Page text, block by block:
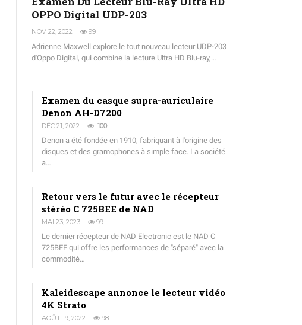
OPPO Digital UDP-203
NOV 22, 2022 99
Adrienne Maxwell explore le tout nouveau lecteur UDP-203
d'Oppo Digital, qui combine la lecture Ultra HD Blu-ray,…
Examen du casque supra-auriculaire
Denon AH-D7200
DÉC 21, 2022 100
Denon a été fondée en 1910, fabriquant à l'origine des
disques et des gramophones à simple face. La société
a…
Retour vers le futur avec le récepteur
stéréo C 725BEE de NAD
MAI 23, 2023 99
Le dernier récepteur de NAD Electronic est le NAD C
725BEE qui offre les performances de "séparé" avec la
commodité…
Kaleidescape annonce le lecteur vidéo
4K Strato
AOÛT 19, 2022 98